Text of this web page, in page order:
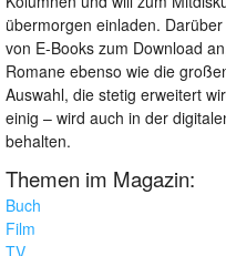
übermorgen einladen.
von E-Books zum Download
Romane ebenso wie die
Auswahl, die stetig erweitert
einig – wird auch in der
behalten.
Themen im Magazin:
Buch
Film
TV